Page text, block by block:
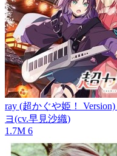
ray (超かぐや姫！ Version)
ヨ(cv.早見沙織)
1.7M 6